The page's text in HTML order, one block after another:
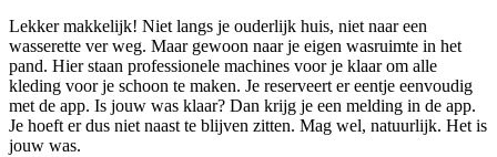
Lekker makkelijk! Niet langs je ouderlijk huis, niet naar een
wasserette ver weg. Maar gewoon naar je eigen wasruimte in het
pand. Hier staan professionele machines voor je klaar om alle
kleding voor je schoon te maken. Je reserveert er eentje eenvoudig
met de app. Is jouw was klaar? Dan krijg je een melding in de app.
Je hoeft er dus niet naast te blijven zitten. Mag wel, natuurlijk. Het is
jouw was.